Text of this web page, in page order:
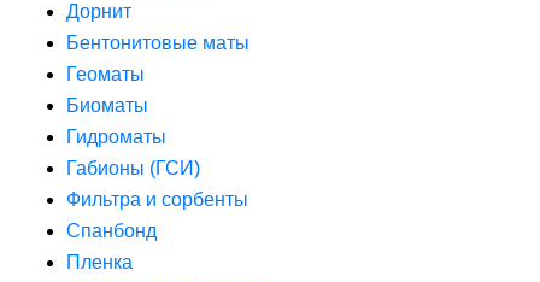
Дорнит
Бентонитовые маты
Геоматы
Биоматы
Гидроматы
Габионы (ГСИ)
Фильтра и сорбенты
Спанбонд
Пленка